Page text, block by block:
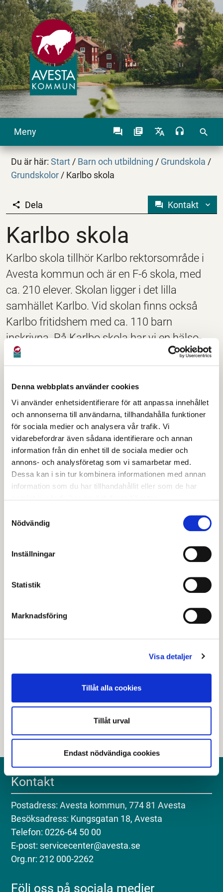
Denna webbplats använder cookies
Vi använder enhetsidentifierare för att anpassa innehållet
och annonserna till användarna, tillhandahålla funktioner
för sociala medier och analysera vår trafik. Vi
vidarebefordrar även sådana identifierare och annan
information från din enhet till de sociala medier och
annons- och analysföretag som vi samarbetar med.
Dessa kan i sin tur kombinera informationen med annan
information som du har tillhandahållit eller som de har
Nödvändig
Inställningar
Statistik
Marknadsföring
Visa detaljer
Tillåt alla cookies
Tillåt urval
Endast nödvändiga cookies
Meny search
Du är här:Start / Barn och utbildning / Grundskola /
Grundskolor / Karlbo skola
Karlbo skola
Dela Kontakt
Karlbo skola
Karlbo skola tillhör Karlbo rektorsområde i
Avesta kommun och är en F-6 skola, med
ca. 210 elever. Skolan ligger i det lilla
samhället Karlbo. Vid skolan finns också
Karlbo fritidshem med ca. 110 barn
inskrivna. På Karlbo skola har vi en hälso-
och rörelseprofil där vi tillsammans arbetar
för att eleverna ska förstå vikten av att leva
ett aktivt och hälsosamt liv där daglig rörelse
är ett givet inslag.
Kontaktuppgifter
Besöksadress:
Folkaregatan 55
775 50 Krylbo
0226-64 55 27
karlboskola@avesta.se
Rektor:
Senast granskad15 juni 2026.
Kontakt
Postadress: Avesta kommun, 774 81 Avesta
Besöksadress: Kungsgatan 18, Avesta
Telefon: 0226-64 50 00
E-post: servicecenter@avesta.se
Org.nr: 212 000-2262
Följ oss på sociala medier